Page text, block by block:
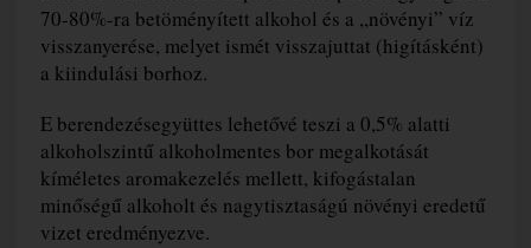
70-80%-ra betöményített alkohol és a ,,növényi” víz
visszanyerése, melyet ismét visszajuttat (higításként)
a kiindulási borhoz.
E berendezésegyüttes lehetővé teszi a 0,5% alatti
alkoholszintű alkoholmentes bor megalkotását
kíméletes aromakezelés mellett, kifogástalan
minőségű alkoholt és nagytisztaságú növényi eredetű
vizet eredményezve.